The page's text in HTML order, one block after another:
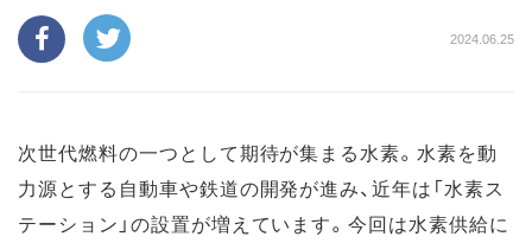
2024.06.25
次世代燃料の一つとして期待が集まる水素。水素を動
力源とする自動車や鉄道の開発が進み、近年は「水素ス
テーション」の設置が増えています。今回は水素供給に